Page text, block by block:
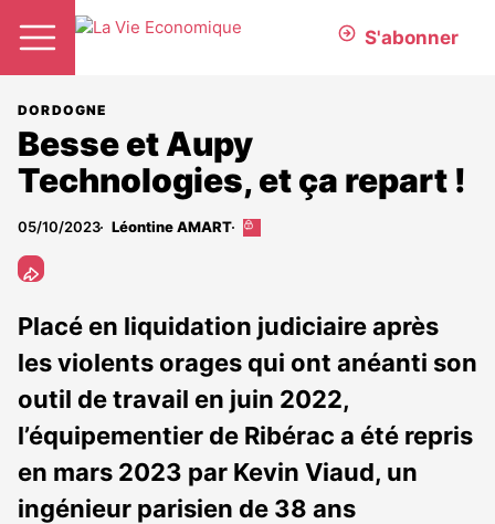
S'abonner
DORDOGNE
Besse et Aupy
Technologies, et ça repart !
05/10/2023 Léontine AMART
Cet
aux
abonnés
Placé en liquidation judiciaire après
les violents orages qui ont anéanti son
outil de travail en juin 2022,
l’équipementier de Ribérac a été repris
en mars 2023 par Kevin Viaud, un
ingénieur parisien de 38 ans